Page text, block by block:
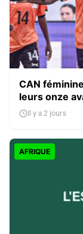
CAN
leurs onze
Il y a 2 jours
AFRIQUE